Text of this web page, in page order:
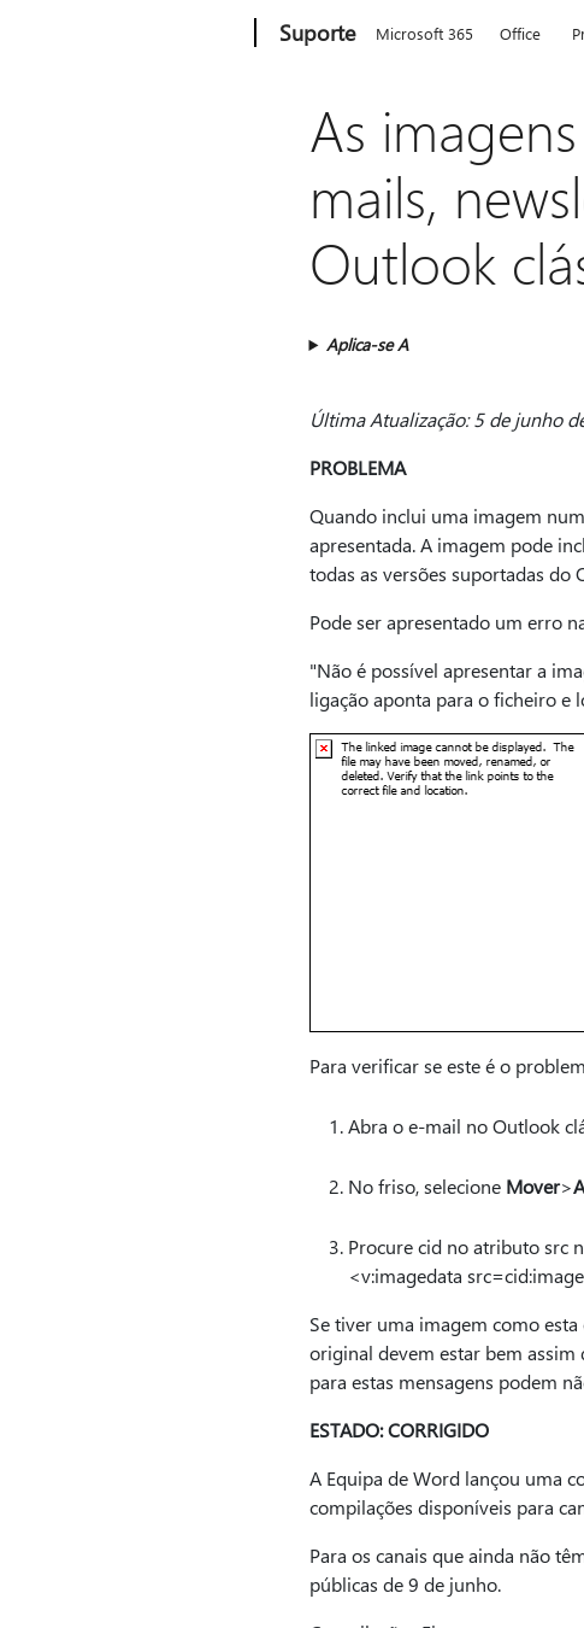
Suporte Microsoft 365 Office
As
mails,
Outlook
Aplica-se A
Última Atualização: 5 de junho
PROBLEMA
Quando inclui uma imagem
apresentada. A imagem pode
todas as versões suportadas do
Pode ser apresentado um erro
"Não é possível apresentar a
ligação aponta para o ficheiro e
Para verificar se este é o
Abra o e-mail no Outlook
No friso, selecione Mover>
Procure cid no atributo src
<v:imagedata
Se tiver uma imagem como
original devem estar bem assim
para estas mensagens podem
ESTADO: CORRIGIDO
A Equipa de Word lançou uma
compilações disponíveis para
Para os canais que ainda não
públicas de 9 de junho.